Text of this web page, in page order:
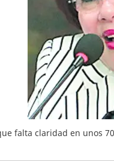
falta claridad en unos